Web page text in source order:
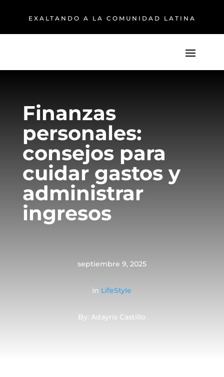
EXALTANDO A LA COMUNIDAD LATINA
Finanzas
personales:
consejos para
cuidar gastos y
administrar
ingresos
septiembre 9, 2025
in LifeStyle
By: Adayris Castillo